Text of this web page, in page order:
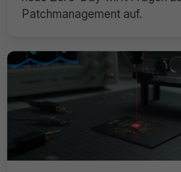
Patchmanagement auf.